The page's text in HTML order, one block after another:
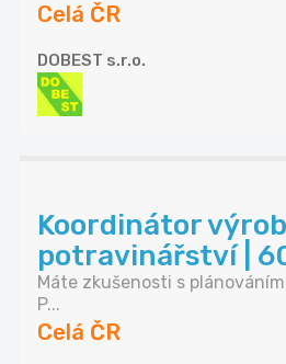
Celá ČR
DOBEST s.r.o.
Koordinátor
potravinářství |
Máte zkušenosti s
P...
Celá ČR